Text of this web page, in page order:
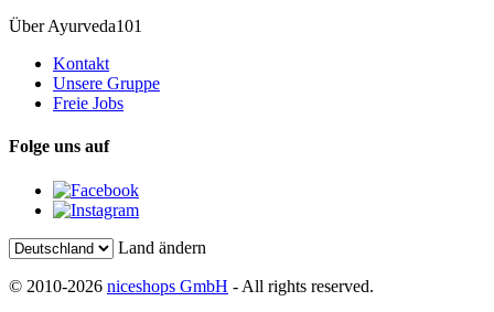
Über Ayurveda101
Kontakt
Unsere Gruppe
Freie Jobs
Folge uns auf
Land ändern
© 2010-2026 niceshops GmbH - All rights reserved.